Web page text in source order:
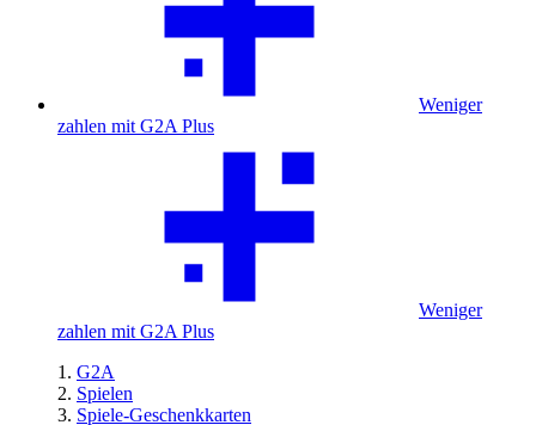
Weniger
zahlen mit G2A Plus
Weniger
zahlen mit G2A Plus
G2A
Spielen
Spiele-Geschenkkarten